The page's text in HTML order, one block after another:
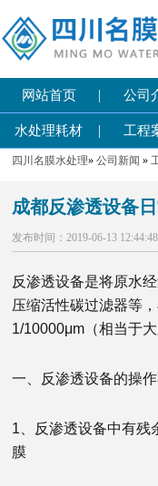
网站首页 | 公司
水处理耗材 | 工程
四川名膜水处理»公司新闻 »
成都反渗透设备
发布时间：2019-06-13 12:44:48
反渗透设备是将原水
压缩活性碳过滤器等
1/10000μm（相当于
一、反渗透设备的操
1、反渗透设备中有残
膜